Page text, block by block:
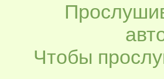
Чтобы